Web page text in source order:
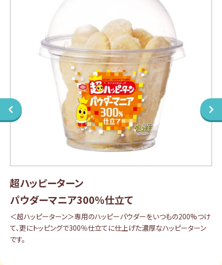
超ハッピーターン
パウダーマニア300％仕立て​
＜超ハッピーターン＞専用のハッピーパウダーをいつもの200%つけ
て、更にトッピングで300％仕立てに仕上げた濃厚なハッピーターン
です。